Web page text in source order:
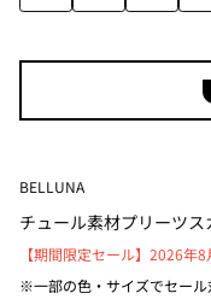
BELLUNA
チュール素材プリーツス
【期間限定セール】2026年
※一部の色・サイズでセー